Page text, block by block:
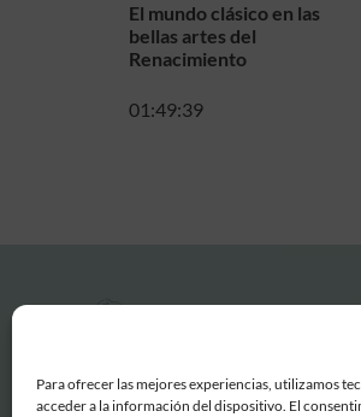
Para ofrecer las mejores experiencias, utilizamos
acceder a la información del dispositivo. El
El mundo clásico en las
bellas artes del
Renacimiento
01:49:39